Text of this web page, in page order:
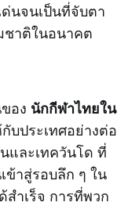
นจนเป็นที่จับตา
ชาติในอนาคต
อง นักกีฬาไทยใน
บประเทศอย่างต่อ
และเทควันโด ที่
ข้าสู่รอบลึก ๆ ใน
ำเร็จ การที่พวก